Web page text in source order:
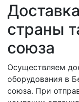
страны
союза
Осуществляем
оборудования в
союза. При